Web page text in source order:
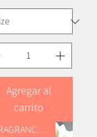
Agregar al
carrito
FRAGRANCE OIL